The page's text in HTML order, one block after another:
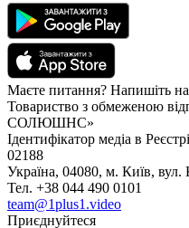
Маєте питання? Напишіть
Товариство з обмеженою
СОЛЮШНС»
Ідентифікатор медіа в
02188
Україна, 04080, м. Київ, вул.
Тел. +38 044 490 0101
team@1plus1.video
Приєднуйтеся